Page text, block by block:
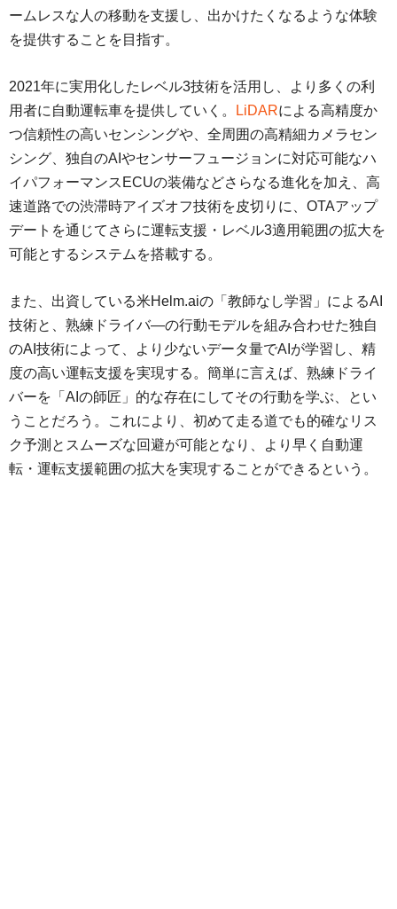
ームレスな人の移動を支援し、出かけたくなるような体験
を提供することを目指す。
2021年に実用化したレベル3技術を活用し、より多くの利
用者に自動運転車を提供していく。
LiDARによる高精度か
つ信頼性の高いセンシングや、全周囲の高精細カメラセン
シング、独自のAIやセンサーフュージョンに対応可能なハ
イパフォーマンスECUの装備などさらなる進化を加え、高
速道路での渋滞時アイズオフ技術を皮切りに、OTAアップ
デートを通じてさらに運転支援・レベル3適用範囲の拡大を
可能とするシステムを搭載する。
また、出資している米Helm.aiの「教師なし学習」によるAI
技術と、熟練ドライバ―の行動モデルを組み合わせた独自
のAI技術によって、より少ないデータ量でAIが学習し、精
度の高い運転支援を実現する。簡単に言えば、熟練ドライ
バーを「AIの師匠」的な存在にしてその行動を学ぶ、とい
うことだろう。これにより、初めて走る道でも的確なリス
ク予測とスムーズな回避が可能となり、より早く自動運
転・運転支援範囲の拡大を実現することができるという。